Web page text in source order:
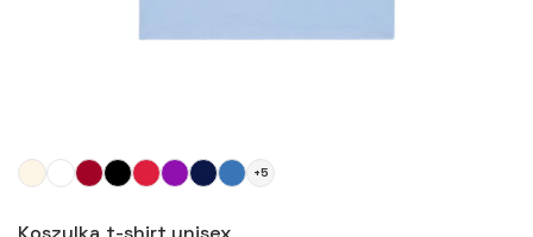
Więcej
+5